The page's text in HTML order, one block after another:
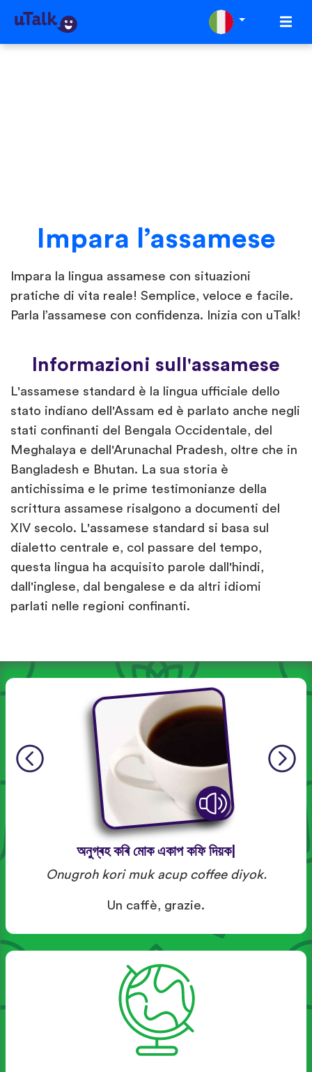
Impara l’assamese
Impara la lingua assamese con situazioni
pratiche di vita reale! Semplice, veloce e facile.
Parla l’assamese con confidenza. Inizia con uTalk!
Informazioni sull'assamese
L'assamese standard è la lingua ufficiale dello
stato indiano dell'Assam ed è parlato anche negli
stati confinanti del Bengala Occidentale, del
Meghalaya e dell'Arunachal Pradesh, oltre che in
Bangladesh e Bhutan. La sua storia è
antichissima e le prime testimonianze della
scrittura assamese risalgono a documenti del
XIV secolo. L'assamese standard si basa sul
dialetto centrale e, col passare del tempo,
questa lingua ha acquisito parole dall'hindi,
dall'inglese, dal bengalese e da altri idiomi
parlati nelle regioni confinanti.
অনুগ্ৰহ কৰি মোক একাপ কফি দিয়ক|
Onugroh kori muk acup coffee diyok.
Un caffè, grazie.